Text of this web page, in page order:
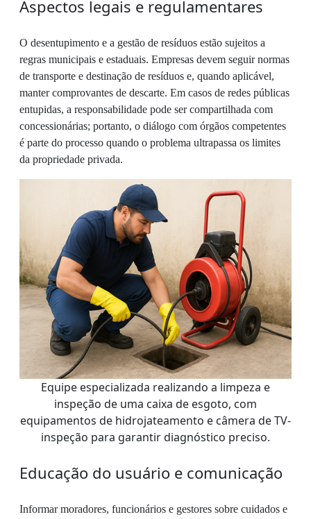
Aspectos legais e regulamentares
O desentupimento e a gestão de resíduos estão sujeitos a
regras municipais e estaduais. Empresas devem seguir normas
de transporte e destinação de resíduos e, quando aplicável,
manter comprovantes de descarte. Em casos de redes públicas
entupidas, a responsabilidade pode ser compartilhada com
concessionárias; portanto, o diálogo com órgãos competentes
é parte do processo quando o problema ultrapassa os limites
da propriedade privada.
Equipe especializada realizando a limpeza e
inspeção de uma caixa de esgoto, com
equipamentos de hidrojateamento e câmera de TV-
inspeção para garantir diagnóstico preciso.
Educação do usuário e comunicação
Informar moradores, funcionários e gestores sobre cuidados e